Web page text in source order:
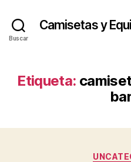
Buscar
Camisetas y
Etiqueta: